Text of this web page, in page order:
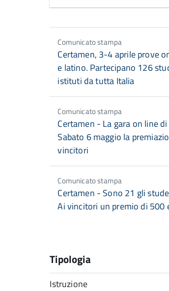
Comunicato stampa
Certamen, 3-4 aprile prove
e latino. Partecipano 126
istituti da tutta Italia
Comunicato stampa
Certamen - La gara on line
Sabato 6 maggio la
vincitori
Comunicato stampa
Certamen - Sono 21 gli
Ai vincitori un premio di 500
Tipologia
Istruzione